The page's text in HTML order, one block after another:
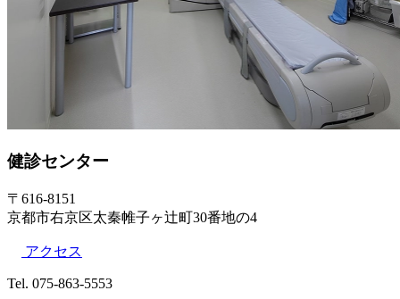
健診センター
〒616-8151
京都市右京区太秦帷子ヶ辻町30番地の4
アクセス
Tel. 075-863-5553